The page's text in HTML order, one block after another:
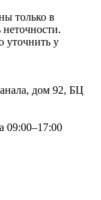
только в
уточнить у
дом 92, БЦ
09:00–17:00